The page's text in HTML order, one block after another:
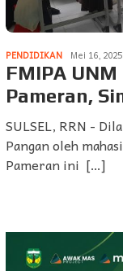
PENDIDIKAN Mei 16, 2025
FMIPA
Pameran,
SULSEL, RRN -
Pangan oleh
Pameran ini […]